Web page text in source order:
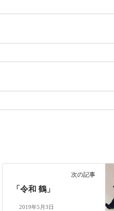
次の記事
「令和 鶴」
2019年5月3日